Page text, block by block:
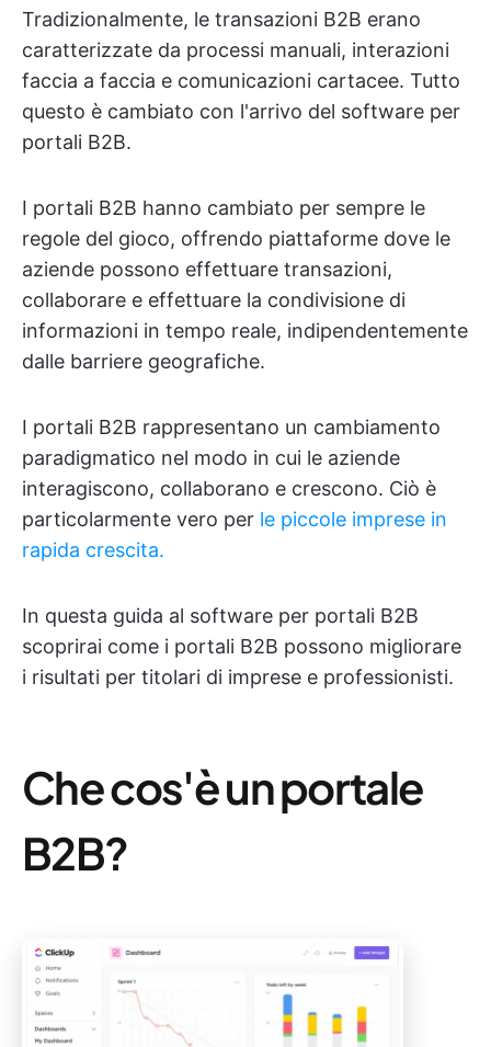
Tradizionalmente, le transazioni B2B erano
caratterizzate da processi manuali, interazioni
faccia a faccia e comunicazioni cartacee. Tutto
questo è cambiato con l'arrivo del software per
portali B2B.
I portali B2B hanno cambiato per sempre le
regole del gioco, offrendo piattaforme dove le
aziende possono effettuare transazioni,
collaborare e effettuare la condivisione di
informazioni in tempo reale, indipendentemente
dalle barriere geografiche.
I portali B2B rappresentano un cambiamento
paradigmatico nel modo in cui le aziende
interagiscono, collaborano e crescono. Ciò è
particolarmente vero per le piccole imprese in
rapida crescita.
In questa guida al software per portali B2B
scoprirai come i portali B2B possono migliorare
i risultati per titolari di imprese e professionisti.
Che cos'è un portale
B2B?